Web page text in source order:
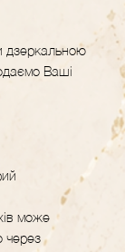
дзеркальною
Ваші
може
через